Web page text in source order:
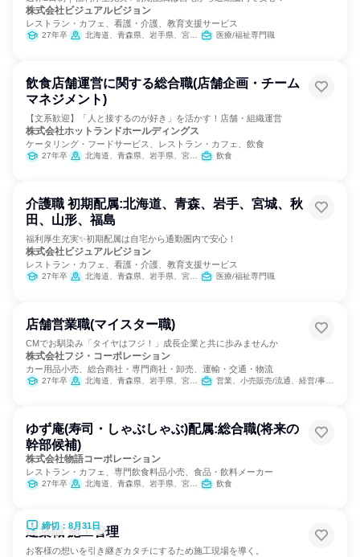
株式会社ビジュアルビジョン
レストラン・カフェ、看護・介護、教育支援サービス
27年卒 北海道、青森県、岩手県、宮城県、秋田県、山形県、福島県、茨城県、栃木県、群馬県、埼玉県、千葉県、東京都、神奈川県、新潟県、富山県、石川県、福井県、山梨県、長野県、岐阜県、静岡県、愛知県、三重県、滋賀県、京都府、大阪府、兵庫県、奈良県、和歌山県、鳥取県、島根県、岡山県、広島県、山口県、徳島県、香川県、愛媛県、高知県、福岡県、佐賀県、長崎県、熊本県、大分県、宮崎県、鹿児島県、沖縄県 医療/福祉専門職
飲食店舗運営に関する総合職(店舗企画・チーム
マネジメント)
【文系歓迎】「人と接するのが好き」を活かす！店舗・組織運営
株式会社ホットランドホールディングス
ケータリング・フードサービス、レストラン・カフェ、飲食
27年卒 北海道、青森県、岩手県、宮城県、秋田県、山形県、福島県 飲食
介護職 初期配属:北海道、青森、岩手、宮城、秋
田、山形、福島
福利厚生充実✨初期配属は自宅から通勤圏内で安心！
株式会社ビジュアルビジョン
レストラン・カフェ、看護・介護、教育支援サービス
27年卒 北海道、青森県、岩手県、宮城県、秋田県、山形県、福島県 医療/福祉専門職
店舗営業職(マイスター職)
CMでお馴染み「タイヤはフジ！」成長企業と共に歩みませんか
株式会社フジ・コーポレーション
カー用品小売、総合商社・専門商社・卸売、運輸・交通・物流
27年卒 北海道、青森県、岩手県、宮城県、山形県、福島県、茨城県、栃木県、群馬県、埼玉県、千葉県、東京都、神奈川県、新潟県、山梨県、長野県、岐阜県、静岡県、愛知県、三重県、大阪府、兵庫県 営業、小売販売/流通、経営/事業企画
ゆず庵(寿司・しゃぶしゃぶ)配属:総合職(将来の
幹部候補)
株式会社物語コーポレーション
レストラン・カフェ、専門飲食料品小売、食品・飲料メーカー
27年卒 北海道、青森県、岩手県、宮城県、秋田県、山形県、福島県、茨城県、栃木県、群馬県、埼玉県、千葉県、東京都、神奈川県、新潟県、富山県、石川県、福井県、山梨県、長野県、岐阜県、静岡県、愛知県、三重県、滋賀県、京都府、大阪府、兵庫県、奈良県、和歌山県、鳥取県、島根県、岡山県、広島県、山口県、徳島県、香川県、愛媛県、高知県、福岡県、佐賀県、長崎県、熊本県、大分県、宮崎県、鹿児島県、沖縄県 飲食
締切：8月31日
建築職 施工管理
お客様の想いを引き継ぎカタチにするため施工現場を導く。